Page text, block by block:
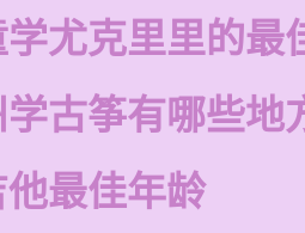
学尤克里里的最
古筝有哪些地
他最佳年龄